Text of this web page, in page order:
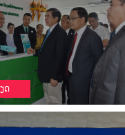
ດ